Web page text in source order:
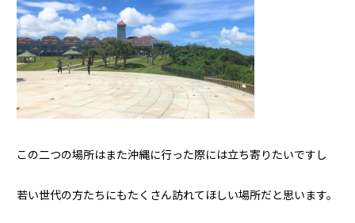
この二つの場所はまた沖縄に行った際には立ち寄りたいですし
若い世代の方たちにもたくさん訪れてほしい場所だと思います。